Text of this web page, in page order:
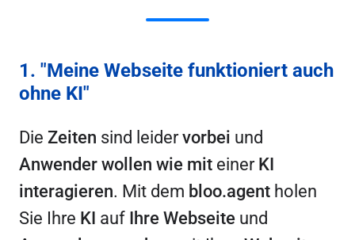
1. "Meine Webseite funktioniert auch
ohne KI"
Die Zeiten sind leidervorbei und
Anwender wollen wie mit einer KI
interagieren. Mit dem bloo.agent holen
Sie Ihre KI auf Ihre Webseite und